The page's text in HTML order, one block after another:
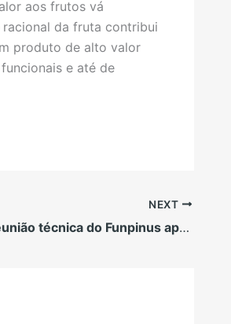
aos frutos vá
da fruta contribui
produto de alto valor
e até de
NEXT
Reunião técnica do Funpinus apresenta resultados de pesquisa e planeja ações para 2023